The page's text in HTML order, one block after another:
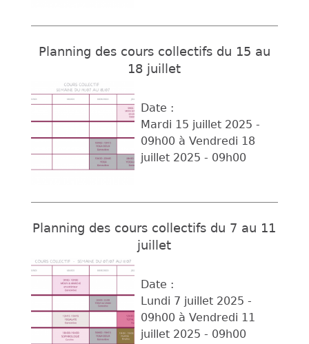
Planning des cours collectifs du 15 au
18 juillet
Date :
Mardi 15 juillet 2025 -
09h00 à Vendredi 18
juillet 2025 - 09h00
Planning des cours collectifs du 7 au 11
juillet
Date :
Lundi 7 juillet 2025 -
09h00 à Vendredi 11
juillet 2025 - 09h00